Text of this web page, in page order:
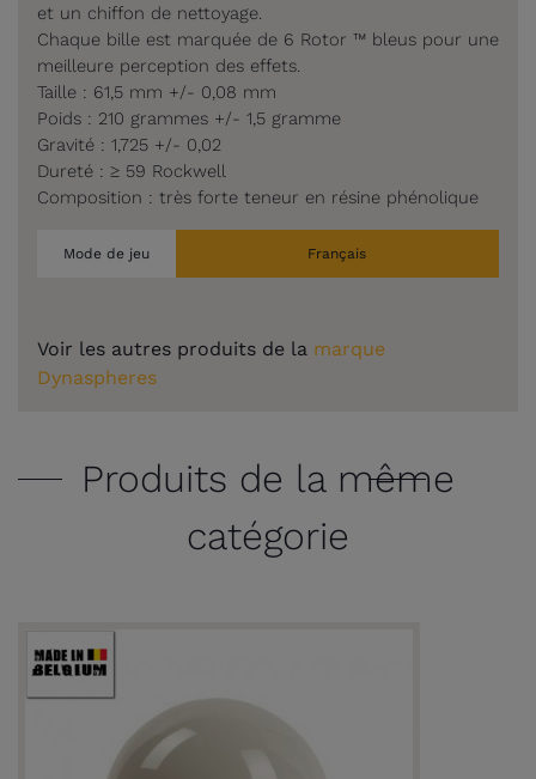
et un chiffon de nettoyage.
Chaque bille est marquée de 6 Rotor ™ bleus pour une
meilleure perception des effets.
Taille : 61,5 mm +/- 0,08 mm
Poids : 210 grammes +/- 1,5 gramme
Gravité : 1,725 ​​+/- 0,02
Dureté : ≥ 59 Rockwell
Composition : très forte teneur en résine phénolique
Mode de jeu Français
Voir les autres produits de la marque
Dynaspheres
Produits de la même
catégorie